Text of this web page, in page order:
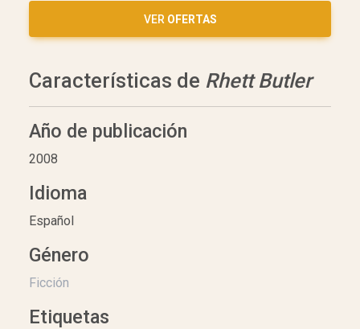
VER OFERTAS
Características de Rhett Butler
Año de publicación
2008
Idioma
Español
Género
Ficción
Etiquetas